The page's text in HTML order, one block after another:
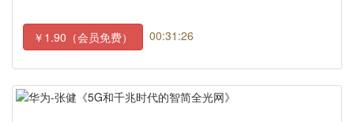
￥1.90（会员免费） 00:31:26